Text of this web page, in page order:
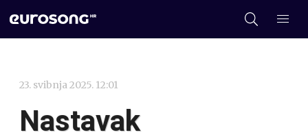
23. svibnja 2025. 12:01
Nastavak